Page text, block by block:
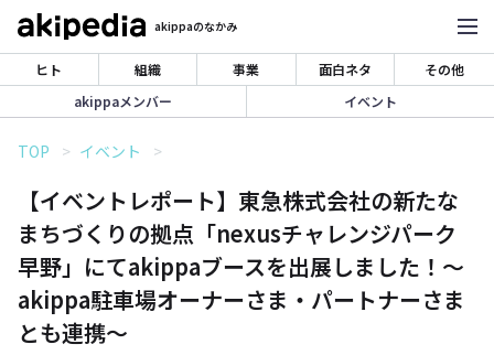
akippaのなかみ
ヒト 組織 事業 面白ネタ
その他
akippaメンバー
イベント
TOP イベント
【イベントレポート】東急株式会社の新たな
まちづくりの拠点「nexusチャレンジパーク
早野」にてakippaブースを出展しました！〜
akippa駐車場オーナーさま・パートナーさま
とも連携〜